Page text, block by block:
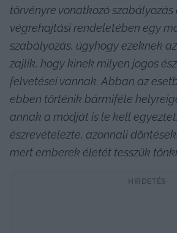
törvényre vonatkozó szabályozás
végrehajtási rendeletében egy
szabályozás, úgyhogy ezeknek
zajlik, hogy kinek milyen jogos
felvetései vannak. Abban az
ebben történik bármiféle
annak a módját is le kell
észrevételezte, azonnali
mert emberek életét tesszük
HIRDETÉS